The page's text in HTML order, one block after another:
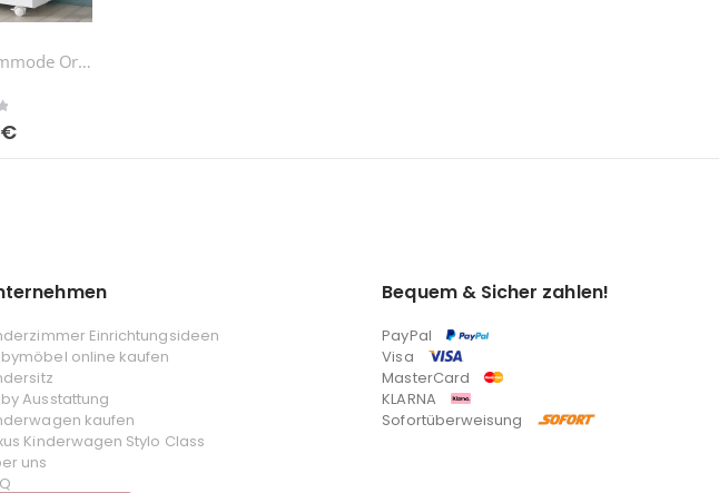
Bade-und Wickelkommode Orso
Einrichtungsideen
online kaufen
Ausstattung
kaufen
Kinderwagen Stylo Class
uns
Bequem & Sicher zahlen!
PayPal
Visa
MasterCard
KLARNA
Sofortüberweisung